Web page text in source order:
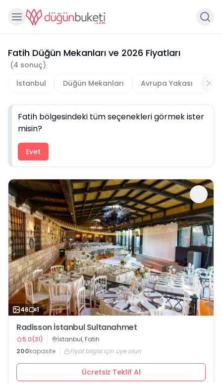
Fatih Düğün Mekanları ve 2026 Fiyatları
(4 sonuç)
İstanbul
Düğün Mekanları Avrupa Yakası
Fatih bölgesindeki tüm seçenekleri görmek ister
misin?
Evet
46 1
Radisson İstanbul Sultanahmet
5.0(31)
İstanbul, Fatih
200kapasite Fiyat bilgisi için üye olun
Ücretsiz Teklif Al